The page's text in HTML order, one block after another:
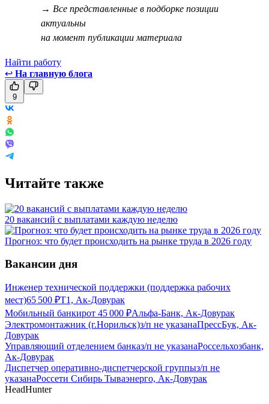
→ Все представленные в подборке позиции
актуальны
на момент публикации материала
Найти работу
↩ На главную блога
9
Читайте также
20 вакансий с выплатами каждую неделю
Прогноз: что будет происходить на рынке труда в 2026 году
Вакансии дня
Инженер технической поддержки (поддержка рабочих
мест)65 500 ₽Т1, Ак-Довурак
Мобильный банкирот 45 000 ₽Альфа-Банк, Ак-Довурак
Электромонтажник (г.Норильск)з/п не указанаПрессБук, Ак-
Довурак
Управляющий отделением банказ/п не указанаРоссельхозбанк,
Ак-Довурак
Диспетчер оперативно-диспетчерской группыз/п не
указанаРоссети Сибирь Тываэнерго, Ак-Довурак
HeadHunter